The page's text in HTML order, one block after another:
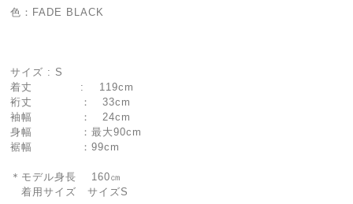
色：FADE BLACK
サイズ : S
着丈 : 119cm
裄丈 ： 33cm
袖幅 ： 24cm
身幅 ：最大90cm
裾幅 ：99cm
＊モデル身長 160㎝
着用サイズ サイズS